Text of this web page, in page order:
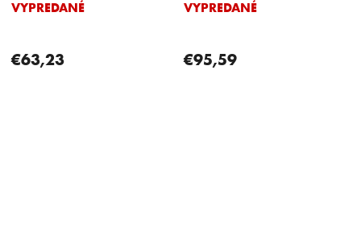
VYPREDANÉ
€63,23
VYPREDANÉ
€95,59